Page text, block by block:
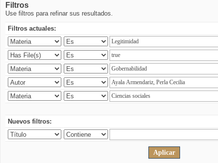
Filtros
Use filtros para refinar sus resultados.
Filtros actuales:
Nuevos filtros: